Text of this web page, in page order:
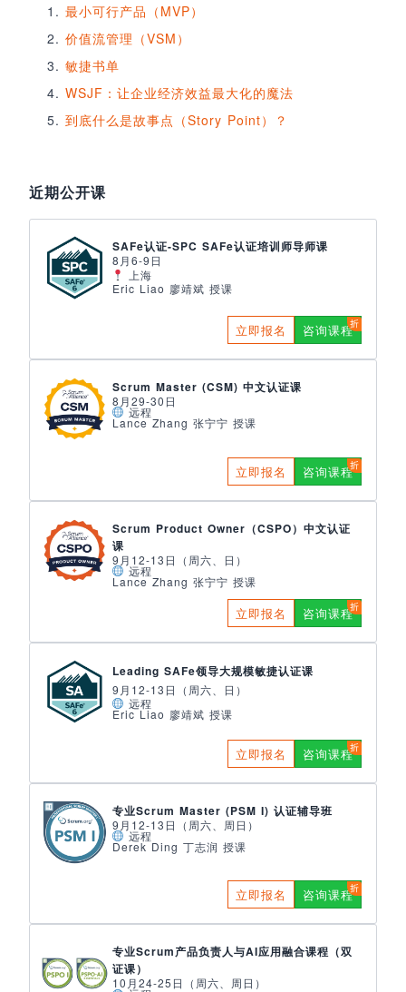
最小可行产品（MVP）
价值流管理（VSM）
敏捷书单
WSJF：让企业经济效益最大化的魔法
到底什么是故事点（Story Point）？
近期公开课
SAFe认证-SPC SAFe认证培训师导师课
8月6-9日
上海
Eric Liao 廖靖斌 授课
立即报名 咨询课程
Scrum Master (CSM) 中文认证课
8月29-30日
远程
Lance Zhang 张宁宁 授课
立即报名 咨询课程
Scrum Product Owner（CSPO）中文认证
课
9月12-13日（周六、日）
远程
Lance Zhang 张宁宁 授课
立即报名 咨询课程
Leading SAFe领导大规模敏捷认证课
9月12-13日（周六、日）
远程
Eric Liao 廖靖斌 授课
立即报名 咨询课程
专业Scrum Master (PSM I) 认证辅导班
9月12-13日（周六、周日）
远程
Derek Ding 丁志润 授课
立即报名 咨询课程
专业Scrum产品负责人与AI应用融合课程（双
证课）
10月24-25日（周六、周日）